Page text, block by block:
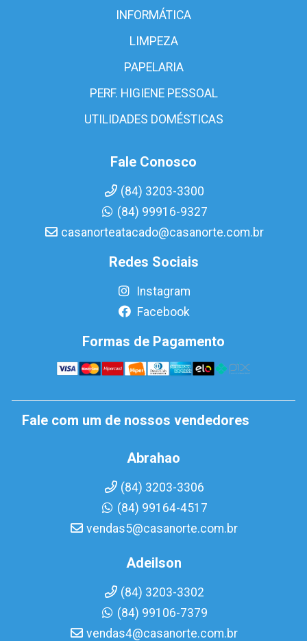
INFORMÁTICA
LIMPEZA
PAPELARIA
PERF. HIGIENE PESSOAL
UTILIDADES DOMÉSTICAS
Fale Conosco
(84) 3203-3300
(84) 99916-9327
casanorteatacado@casanorte.com.br
Redes Sociais
Instagram
Facebook
Formas de Pagamento
Fale com um de nossos vendedores
Abrahao
(84) 3203-3306
(84) 99164-4517
vendas5@casanorte.com.br
Adeilson
(84) 3203-3302
(84) 99106-7379
vendas4@casanorte.com.br